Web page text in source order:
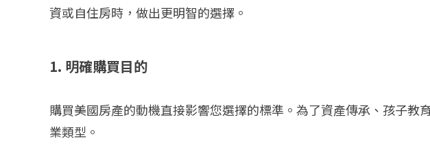
資或自住房時，做出更明智的選擇。
1. 明確購買目的
購買美國房產的動機直接影響您選擇的標準。為了資產傳承、孩子
業類型。